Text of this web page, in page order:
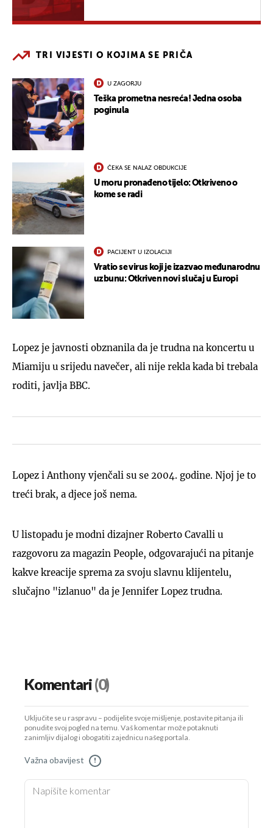
TRI VIJESTI O KOJIMA SE PRIČA
U ZAGORJU
Teška prometna nesreća! Jedna osoba
poginula
ČEKA SE NALAZ OBDUKCIJE
U moru pronađeno tijelo: Otkriveno o
kome se radi
PACIJENT U IZOLACIJI
Vratio se virus koji je izazvao međunarodnu
uzbunu: Otkriven novi slučaj u Europi
Lopez je javnosti obznanila da je trudna na koncertu u
Miamiju u srijedu navečer, ali nije rekla kada bi trebala
roditi, javlja BBC.
Lopez i Anthony vjenčali su se 2004. godine. Njoj je to
treći brak, a djece još nema.
U listopadu je modni dizajner Roberto Cavalli u
razgovoru za magazin People, odgovarajući na pitanje
kakve kreacije sprema za svoju slavnu klijentelu,
slučajno "izlanuo" da je Jennifer Lopez trudna.
Komentari(0)
Uključite se u raspravu – podijelite svoje mišljenje, postavite pitanja ili
ponudite svoj pogled na temu. Vaš komentar može potaknuti
zanimljiv dijalog i obogatiti zajednicu našeg portala.
Važna obavijest !